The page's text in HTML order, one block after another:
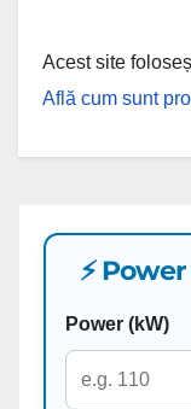
Acest site
Află cum sunt
⚡
Power (kW)